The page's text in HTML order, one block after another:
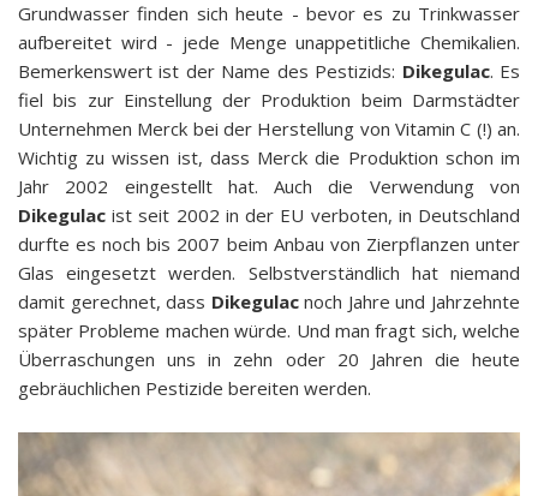
Grundwasser finden sich heute - bevor es zu Trinkwasser
aufbereitet wird - jede Menge unappetitliche Chemikalien.
Bemerkenswert ist der Name des Pestizids: Dikegulac. Es
fiel bis zur Einstellung der Produktion beim Darmstädter
Unternehmen Merck bei der Herstellung von Vitamin C (!) an.
Wichtig zu wissen ist, dass Merck die Produktion schon im
Jahr 2002 eingestellt hat. Auch die Verwendung von
Dikegulac ist seit 2002 in der EU verboten, in Deutschland
durfte es noch bis 2007 beim Anbau von Zierpflanzen unter
Glas eingesetzt werden. Selbstverständlich hat niemand
damit gerechnet, dass Dikegulacnoch Jahre und Jahrzehnte
später Probleme machen würde. Und man fragt sich, welche
Überraschungen uns in zehn oder 20 Jahren die heute
gebräuchlichen Pestizide bereiten werden.